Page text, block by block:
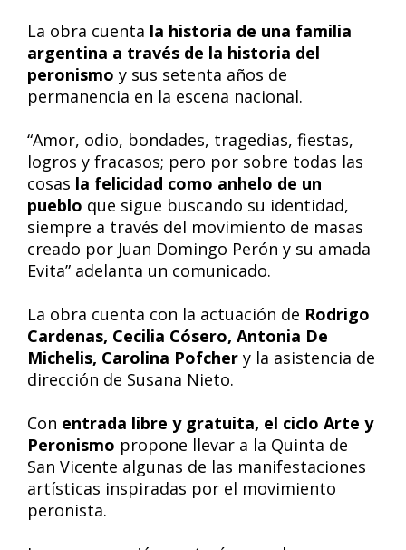
La obra cuenta la historia de una familia
argentina a través de la historia del
peronismo y sus setenta años de
permanencia en la escena nacional.
“Amor, odio, bondades, tragedias, fiestas,
logros y fracasos; pero por sobre todas las
cosas la felicidad como anhelo de un
pueblo que sigue buscando su identidad,
siempre a través del movimiento de masas
creado por Juan Domingo Perón y su amada
Evita” adelanta un comunicado.
La obra cuenta con la actuación de Rodrigo
Cardenas, Cecilia Cósero, Antonia De
Michelis, Carolina Pofcher y la asistencia de
dirección de Susana Nieto.
Con entrada libre y gratuita, el ciclo Arte y
Peronismo propone llevar a la Quinta de
San Vicente algunas de las manifestaciones
artísticas inspiradas por el movimiento
peronista.